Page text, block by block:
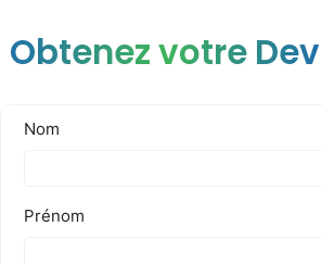
Obtenez votre